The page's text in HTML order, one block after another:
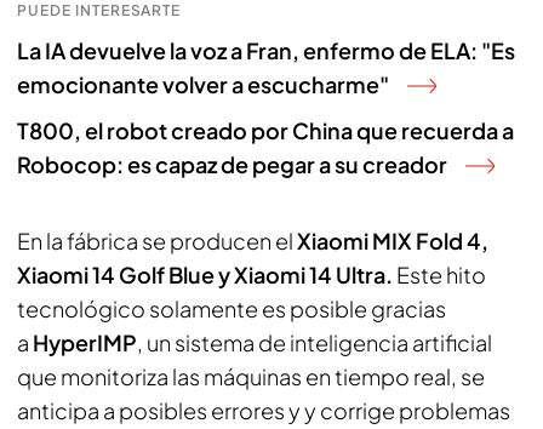
PUEDE INTERESARTE
La IA devuelve la voz a Fran, enfermo de ELA: "Es
emocionante volver a escucharme"
T800, el robot creado por China que recuerda a
Robocop: es capaz de pegar a su creador
En la fábrica se producen elXiaomi MIX Fold 4,
Xiaomi 14 Golf Blue y Xiaomi 14 Ultra. Este hito
tecnológico solamente es posible gracias
a HyperIMP, un sistema de inteligencia artificial
que monitoriza las máquinas en tiempo real, se
anticipa a posibles errores y y corrige problemas